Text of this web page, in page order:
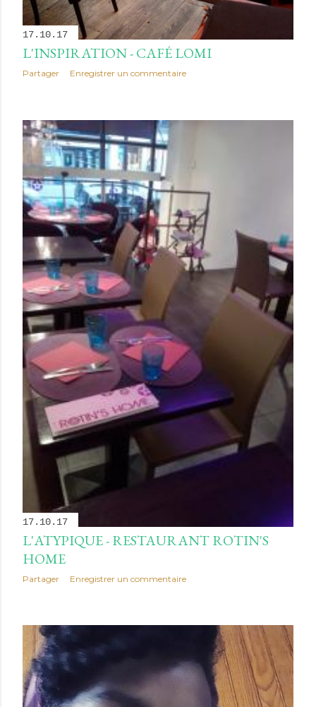
17.10.17
L'INSPIRATION - CAFÉ LOMI
Partager Enregistrer un commentaire
17.10.17
L'ATYPIQUE - RESTAURANT ROTIN'S
HOME
Partager Enregistrer un commentaire